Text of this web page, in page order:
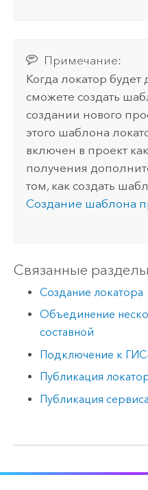
Примечание:
Когда локатор
сможете создать
создании нового
этого шаблона
включен в проект
получения
том, как создать
Создание шаблона
Связанные разделы
Создание локатора
Объединение
составной
Подключение к
Публикация
Публикация